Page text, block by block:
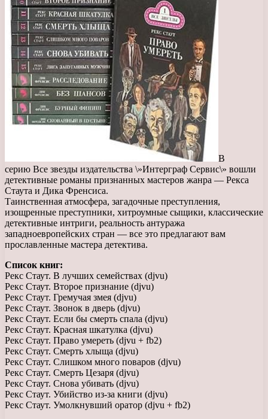
В
серию Все звезды издательства \»Интерграф Сервис\» вошли
детективные романы признанных мастеров жанра — Рекса
Стаута и Дика Френсиса.
Таинственная атмосфера, загадочные преступления,
изощренные преступники, хитроумные сыщики, классические
детективные интриги, реальность антуража
западноевропейских стран — все это предлагают вам
прославленные мастера детектива.
Список книг:
Рекс Стаут. В лучших семействах (djvu)
Рекс Стаут. Второе признание (djvu)
Рекс Стаут. Гремучая змея (djvu)
Рекс Стаут. Звонок в дверь (djvu)
Рекс Стаут. Если бы смерть спала (djvu)
Рекс Стаут. Красная шкатулка (djvu)
Рекс Стаут. Право умереть (djvu + fb2)
Рекс Стаут. Смерть хлыща (djvu)
Рекс Стаут. Слишком много поваров (djvu)
Рекс Стаут. Смерть Цезаря (djvu)
Рекс Стаут. Снова убивать (djvu)
Рекс Стаут. Убийство из-за книги (djvu)
Рекс Стаут. Умолкнувший оратор (djvu + fb2)